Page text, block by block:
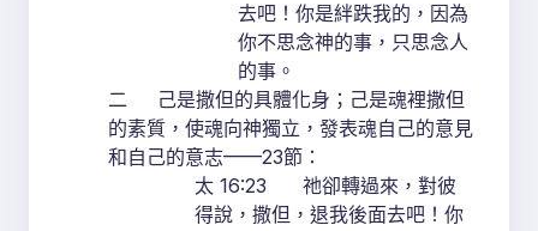
去吧！你是絆跌我的，因為
你不思念神的事，只思念人
的事。
二 己是撒但的具體化身；己是魂裡撒但
的素質，使魂向神獨立，發表魂自己的意見
和自己的意志——23節：
太 16:23 祂卻轉過來，對彼
得說，撒但，退我後面去吧！你